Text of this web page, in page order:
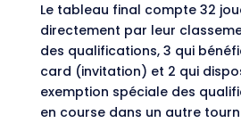
Le tableau final compte 32
directement par leur
des qualifications, 3 qui
card (invitation) et 2 qui
exemption spéciale des
en course dans un autre